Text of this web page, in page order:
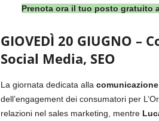
Prenota ora il tuo posto gratuito
GIOVEDÌ 20 GIUGNO
Social Media, SEO
La giornata dedicata alla comunicazione
dell’engagement dei consumatori per
relazioni nel sales marketing, mentre